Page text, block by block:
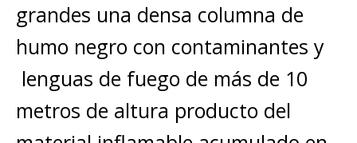
grandes una densa columna de
humo negro con contaminantes y
lenguas de fuego de más de 10
metros de altura producto del